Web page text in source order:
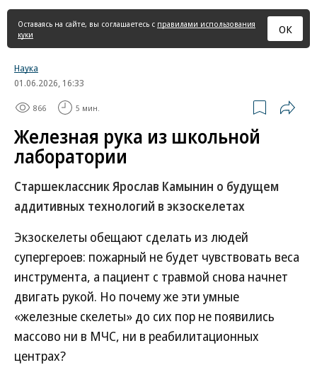
страница
Оставаясь на сайте, вы соглашаетесь с правилами использования
куки
ОК
Наука
01.06.2026, 16:33
866 5 мин.
Железная рука из школьной
лаборатории
Старшеклассник Ярослав Камынин о будущем
аддитивных технологий в экзоскелетах
Экзоскелеты обещают сделать из людей
супергероев: пожарный не будет чувствовать веса
инструмента, а пациент с травмой снова начнет
двигать рукой. Но почему же эти умные
«железные скелеты» до сих пор не появились
массово ни в МЧС, ни в реабилитационных
центрах?